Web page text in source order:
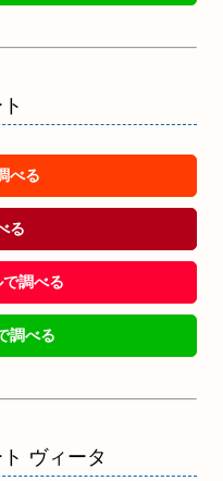
べる
る
調べる
調べる
ヴィータ